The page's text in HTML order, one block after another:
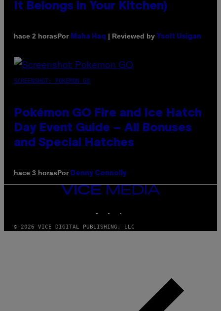
It Belongs in Your Kitchen)
hace 2 horasPor Maha Haq | Reviewed by Ysolt Usigan
SCREENSHOT: POKEMON GO
Pokémon GO Fire and Ice Hatch
Day Event Guide – All Bonuses
and Special Hatches
hace 3 horasPor Denny Connolly
VICE
MEDIA
© 2026 VICE DIGITAL PUBLISHING, LLC